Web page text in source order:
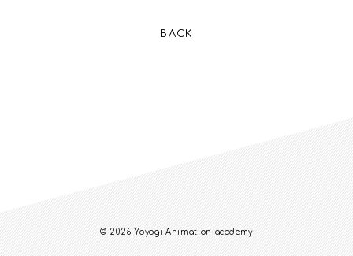
BACK
© 2026 Yoyogi Animation academy